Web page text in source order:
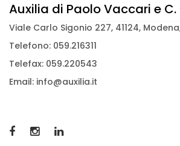
Auxilia di Paolo Vaccari e C.
Viale Carlo Sigonio 227, 41124,
Telefono: 059.216311
Telefax: 059.220543
Email: info@auxilia.it